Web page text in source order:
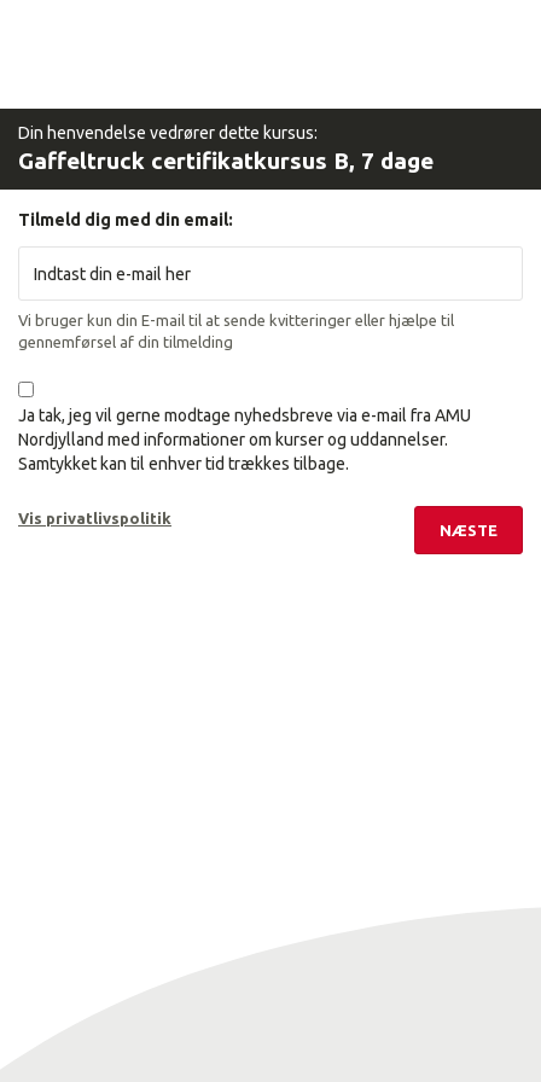
Din henvendelse vedrører dette kursus:
Gaffeltruck certifikatkursus B, 7 dage
Tilmeld dig med din email:
Vi bruger kun din E-mail til at sende kvitteringer eller hjælpe til
gennemførsel af din tilmelding
Ja tak, jeg vil gerne modtage nyhedsbreve via e-mail fra AMU
Nordjylland med informationer om kurser og uddannelser.
Samtykket kan til enhver tid trækkes tilbage.
Vis privatlivspolitik